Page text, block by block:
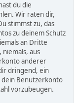
du die
Wir raten dir,
stimmst zu, das
zu deinem Schutz
an Dritte
aus
anderer
dringend, ein
dein Benutzerkonto
vorzubeugen.